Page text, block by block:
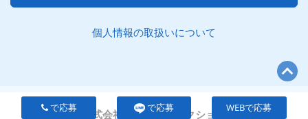
個人情報の取扱いについて
で応募 で応募 WEBで応募
株式会社ファンファンクション